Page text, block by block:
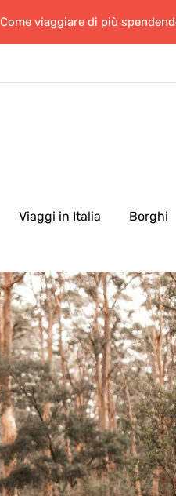
Come viaggiare di più
Viaggi in Italia Borghi